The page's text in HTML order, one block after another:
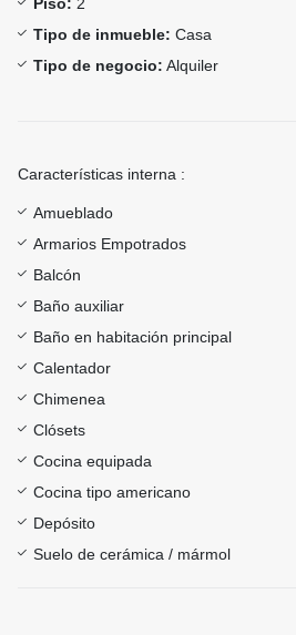
Tipo de inmueble: Casa
Tipo de negocio: Alquiler
Características interna :
Amueblado
Armarios Empotrados
Balcón
Baño auxiliar
Baño en habitación principal
Calentador
Chimenea
Clósets
Cocina equipada
Cocina tipo americano
Depósito
Suelo de cerámica / mármol